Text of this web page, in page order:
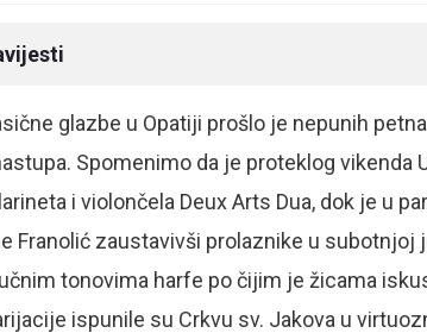
glazbe u Opatiji prošlo je nepunih
Spomenimo da je proteklog vikenda
i violončela Deux Arts Dua, dok je u
Franolić zaustavivši prolaznike u
tonovima harfe po čijim je žicama
ispunile su Crkvu sv. Jakova u